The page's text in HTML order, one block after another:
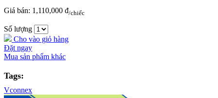
Giá bán: 1,110,000 đ/chiếc
Số lượng
Cho vào giỏ hàng
Đặt ngay
Mua sản phẩm khác
Tags:
Vconnex